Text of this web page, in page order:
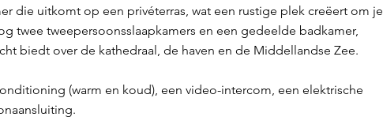
die uitkomt op een privéterras, wat een rustige plek creëert om je
twee tweepersoonsslaapkamers en een gedeelde badkamer,
biedt over de kathedraal, de haven en de Middellandse Zee.
(warm en koud), een video-intercom, een elektrische